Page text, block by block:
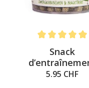
NoteSnack
aux légumes
5.95 CHF